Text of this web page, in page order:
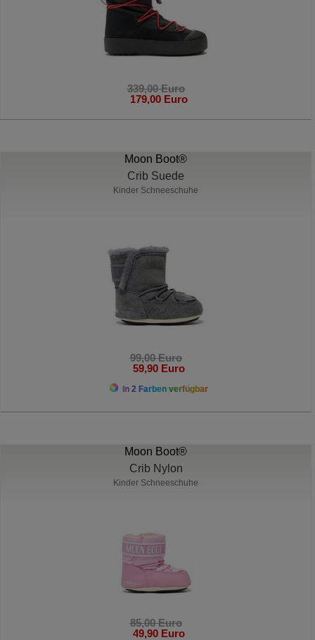
339,00 Euro
179,00 Euro
Moon Boot®
Crib Suede
Kinder Schneeschuhe
99,00 Euro
59,90 Euro
In 2 Farben verfügbar
Moon Boot®
Crib Nylon
Kinder Schneeschuhe
85,00 Euro
49,90 Euro